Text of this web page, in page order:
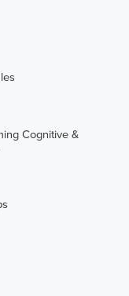
Cognitive &